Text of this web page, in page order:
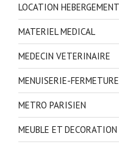
LOCATION HEBERGEMENT
MATERIEL MEDICAL
MEDECIN VETERINAIRE
MENUISERIE-FERMETURE
METRO PARISIEN
MEUBLE ET DECORATION